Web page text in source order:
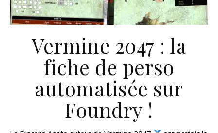
Vermine 2047 : la
fiche de perso
automatisée sur
Foundry !